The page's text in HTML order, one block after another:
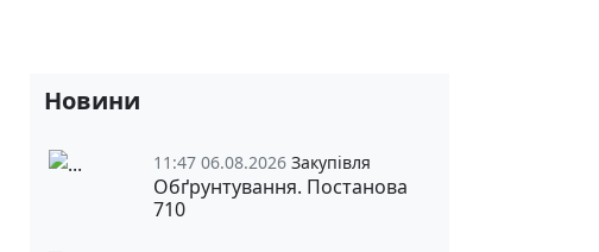
Новини
11:47 06.08.2026 Закупівля
Обґрунтування. Постанова
710